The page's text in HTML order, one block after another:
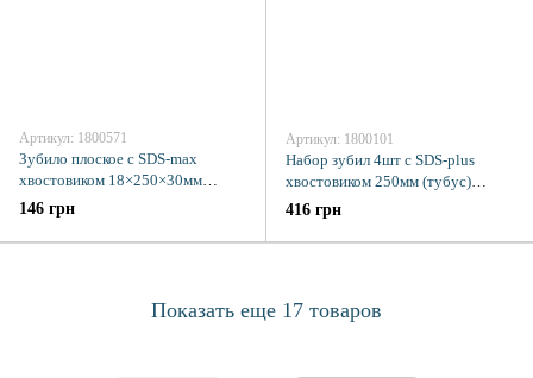
Артикул: 1800571
Зубило плоское с SDS-max
хвостовиком 18×250×30мм
(тубус) SIGMA (1800571)
146 грн
Артикул: 1800101
Набор зубил 4шт с SDS-plus
хвостовиком 250мм (тубус)
SIGMA (1800101)
416 грн
Показать еще 17 товаров